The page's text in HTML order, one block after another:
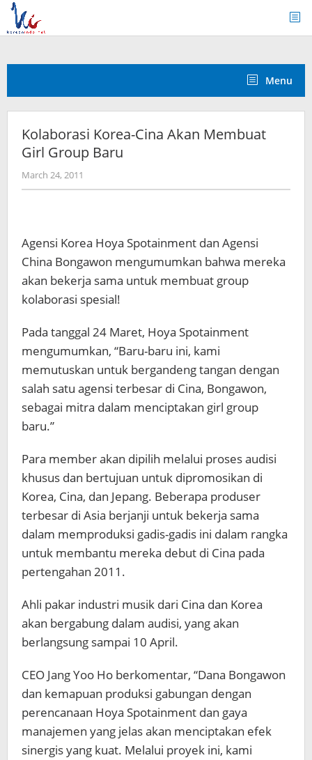
Skip
content
Menu
Kolaborasi Korea-Cina Akan Membuat
Girl Group Baru
March 24, 2011
Koreanindo
Agensi Korea Hoya Spotainment dan Agensi
China Bongawon mengumumkan bahwa mereka
akan bekerja sama untuk membuat group
kolaborasi spesial!
Pada tanggal 24 Maret, Hoya Spotainment
mengumumkan, “Baru-baru ini, kami
memutuskan untuk bergandeng tangan dengan
salah satu agensi terbesar di Cina, Bongawon,
sebagai mitra dalam menciptakan girl group
baru.”
Para member akan dipilih melalui proses audisi
khusus dan bertujuan untuk dipromosikan di
Korea, Cina, dan Jepang. Beberapa produser
terbesar di Asia berjanji untuk bekerja sama
dalam memproduksi gadis-gadis ini dalam rangka
untuk membantu mereka debut di Cina pada
pertengahan 2011.
Ahli pakar industri musik dari Cina dan Korea
akan bergabung dalam audisi, yang akan
berlangsung sampai 10 April.
CEO Jang Yoo Ho berkomentar, “Dana Bongawon
dan kemapuan produksi gabungan dengan
perencanaan Hoya Spotainment dan gaya
manajemen yang jelas akan menciptakan efek
sinergis yang kuat. Melalui proyek ini, kami